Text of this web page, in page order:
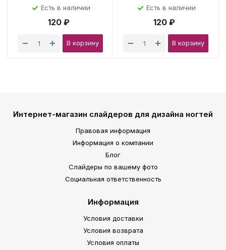
Есть в наличии
120 ₽
В корзину
Есть в наличии
120 ₽
В корзину
Интернет-магазин слайдеров для дизайна ногтей
Правовая информация
Информация о компании
Блог
Слайдеры по вашему фото
Социальная ответственность
Информация
Условия доставки
Условия возврата
Условия оплаты